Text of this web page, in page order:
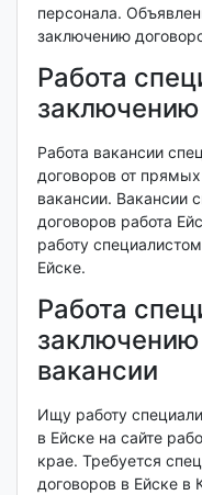
персонала.
заключению
Работа
заключению
Работа вакансии
договоров от
вакансии. Вакансии
договоров работа
работу
Ейске.
Работа
заключению
вакансии
Ищу работу
в Ейске на сайте
крае. Требуется
договоров в Ейске